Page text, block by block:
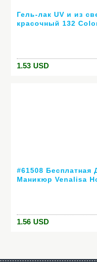
Гель-лак UV и из
красочный 132
1.53 USD
#61508 Бесплатная
Маникюр Venalisa
1.56 USD